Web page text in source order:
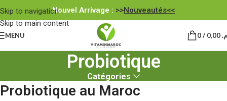
Skip to navigation
Skip to main content
Nouvel Arrivage : >>Nouveautés<<
MENU 0/
Probiotique
Catégories
Probiotique au Maroc